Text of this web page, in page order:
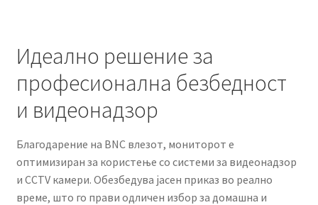
Идеално решение за
професионална безбедност
и видеонадзор
Благодарение на BNC влезот, мониторот е
оптимизиран за користење со системи за видеонадзор
и CCTV камери. Обезбедува јасен приказ во реално
време, што го прави одличен избор за домашна и